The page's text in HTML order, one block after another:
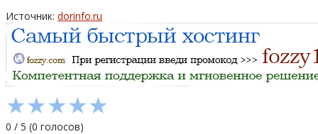
Источник: dorinfo.ru
★★★★★
0 / 5 (0 голосов)